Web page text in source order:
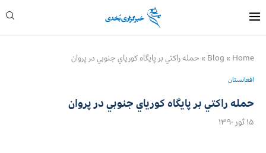
Home
»
Blog
» حمله راكتي بر پايگاه كورياي جنوبي در پروان
افغانستان
حمله راكتي بر پايگاه كورياي جنوبي در پروان
۱۵ ثور ۱۳۹۰